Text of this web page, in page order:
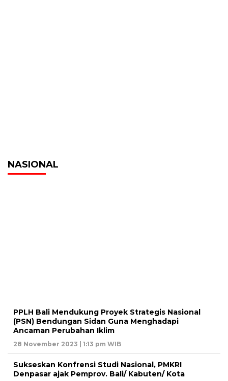
NASIONAL
PPLH Bali Mendukung Proyek Strategis Nasional
(PSN) Bendungan Sidan Guna Menghadapi
Ancaman Perubahan Iklim
28 November 2023 | 1:13 pm WIB
Sukseskan Konfrensi Studi Nasional, PMKRI
Denpasar ajak Pemprov. Bali/ Kabuten/ Kota